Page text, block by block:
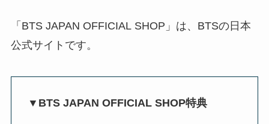
「BTS JAPAN OFFICIAL SHOP」は、BTSの日本
公式サイトです。
▼BTS JAPAN OFFICIAL SHOP特典